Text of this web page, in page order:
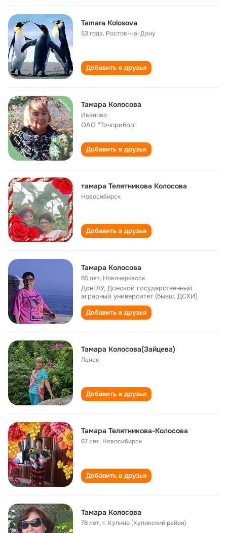
Tamara Kolosova
53 года, Ростов-на-Дону
Добавить в друзья
Тамара Колосова
Иваново
ОАО "Точприбор"
Добавить в друзья
тамара Телятникова Колосова
Новосибирск
Добавить в друзья
Тамара Колосова
65 лет, Новочеркасск
ДонГАУ, Донской государственный
аграрный университет (бывш. ДСХИ)
Добавить в друзья
Тамара Колосова(Зайцева)
Ленск
Добавить в друзья
Тамара Телятникова-Колосова
67 лет, Новосибирск
Добавить в друзья
Тамара Колосова
78 лет,г. Купино (Купинский район)